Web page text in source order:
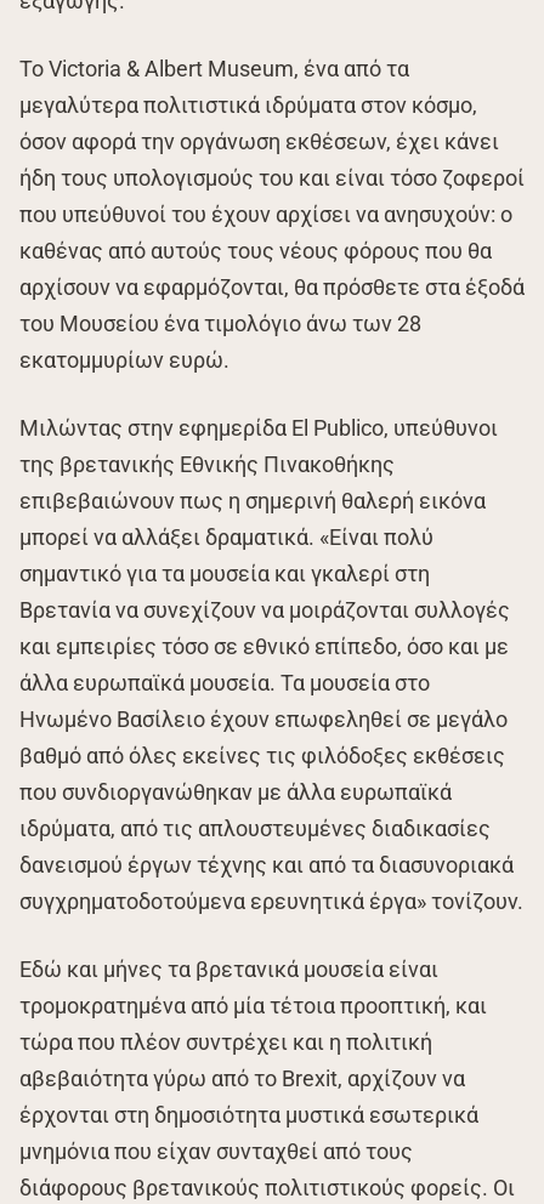
Το Victoria & Albert Museum, ένα από τα
μεγαλύτερα πολιτιστικά ιδρύματα στον κόσμο,
όσον αφορά την οργάνωση εκθέσεων, έχει κάνει
ήδη τους υπολογισμούς του και είναι τόσο ζοφεροί
που υπεύθυνοί του έχουν αρχίσει να ανησυχούν: ο
καθένας από αυτούς τους νέους φόρους που θα
αρχίσουν να εφαρμόζονται, θα πρόσθετε στα έξοδά
του Μουσείου ένα τιμολόγιο άνω των 28
εκατομμυρίων ευρώ.
Μιλώντας στην εφημερίδα El Publico, υπεύθυνοι
της βρετανικής Εθνικής Πινακοθήκης
επιβεβαιώνουν πως η σημερινή θαλερή εικόνα
μπορεί να αλλάξει δραματικά. «Είναι πολύ
σημαντικό για τα μουσεία και γκαλερί στη
Βρετανία να συνεχίζουν να μοιράζονται συλλογές
και εμπειρίες τόσο σε εθνικό επίπεδο, όσο και με
άλλα ευρωπαϊκά μουσεία. Τα μουσεία στο
Ηνωμένο Βασίλειο έχουν επωφεληθεί σε μεγάλο
βαθμό από όλες εκείνες τις φιλόδοξες εκθέσεις
που συνδιοργανώθηκαν με άλλα ευρωπαϊκά
ιδρύματα, από τις απλουστευμένες διαδικασίες
δανεισμού έργων τέχνης και από τα διασυνοριακά
συγχρηματοδοτούμενα ερευνητικά έργα» τονίζουν.
Εδώ και μήνες τα βρετανικά μουσεία είναι
τρομοκρατημένα από μία τέτοια προοπτική, και
τώρα που πλέον συντρέχει και η πολιτική
αβεβαιότητα γύρω από το Brexit, αρχίζουν να
έρχονται στη δημοσιότητα μυστικά εσωτερικά
μνημόνια που είχαν συνταχθεί από τους
διάφορους βρετανικούς πολιτιστικούς φορείς. Οι